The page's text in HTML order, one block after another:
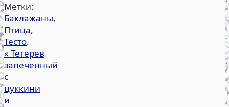
Метки:
Баклажаны,
Птица,
Тесто.
« Тетерев
запеченный
с
цуккини
и